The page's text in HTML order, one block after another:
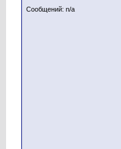
Сообщений: n/a